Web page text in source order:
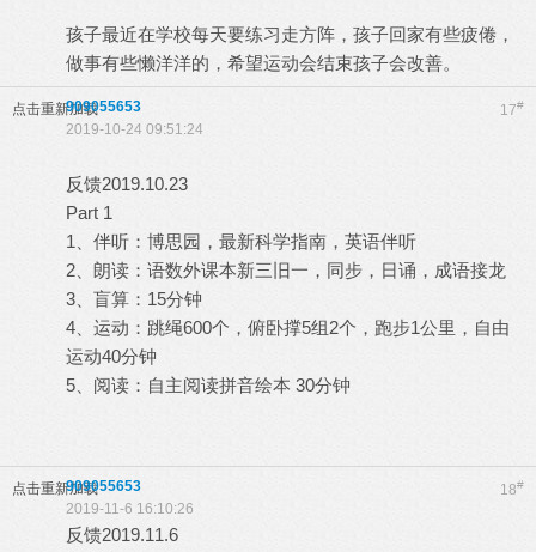
孩子最近在学校每天要练习走方阵，孩子回家有些疲倦，
做事有些懒洋洋的，希望运动会结束孩子会改善。
点击重新加载 17#
909055653
2019-10-24 09:51:24
反馈2019.10.23
Part 1
1、伴听：博思园，最新科学指南，英语伴听
2、朗读：语数外课本新三旧一，同步，日诵，成语接龙
3、盲算：15分钟
4、运动：跳绳600个，俯卧撑5组2个，跑步1公里，自由
运动40分钟
5、阅读：自主阅读拼音绘本 30分钟
点击重新加载 18#
909055653
2019-11-6 16:10:26
反馈2019.11.6